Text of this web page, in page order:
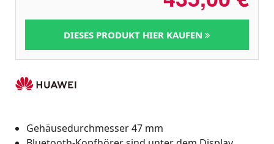
DIESES PRODUKT HIER KAUFEN
Gehäusedurchmesser 47 mm